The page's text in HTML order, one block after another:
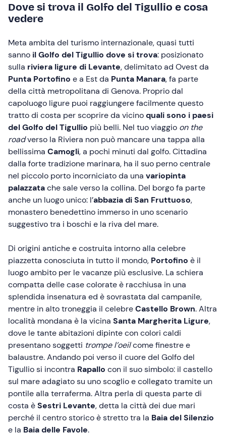
Dove si trova il Golfo del Tigullio e cosa
vedere
Meta ambita del turismo internazionale, quasi tutti
sanno il Golfo del Tigullio dove si trova: posizionato
sulla riviera ligure di Levante, delimitato ad Ovest da
Punta Portofino e a Est da Punta Manara, fa parte
della città metropolitana di Genova. Proprio dal
capoluogo ligure puoi raggiungere facilmente questo
tratto di costa per scoprire da vicinoquali sono i paesi
del Golfo del Tigullio più belli. Nel tuo viaggio on the
roadverso la Riviera non può mancare una tappa alla
bellissima Camogli, a pochi minuti dal golfo. Cittadina
dalla forte tradizione marinara, ha il suo perno centrale
nel piccolo porto incorniciato da una variopinta
palazzatache sale verso la collina. Del borgo fa parte
anche un luogo unico: l’abbazia di San Fruttuoso,
monastero benedettino immerso in uno scenario
suggestivo tra i boschi e la riva del mare.
Di origini antiche e costruita intorno alla celebre
piazzetta conosciuta in tutto il mondo, Portofino è il
luogo ambito per le vacanze più esclusive. La schiera
compatta delle case colorate è racchiusa in una
splendida insenatura ed è sovrastata dal campanile,
mentre in alto troneggia il celebreCastello Brown. Altra
località mondana è la vicina Santa Margherita Ligure,
dove le tante abitazioni dipinte con colori caldi
presentano soggetti trompe l’oeilcome finestre e
balaustre. Andando poi verso il cuore del Golfo del
Tigullio si incontra Rapallo con il suo simbolo: il castello
sul mare adagiato su uno scoglio e collegato tramite un
pontile alla terraferma. Altra perla di questa parte di
costa èSestri Levante, detta la città dei due mari
perché il centro storico è stretto tra la Baia del Silenzio
e la Baia delle Favole.